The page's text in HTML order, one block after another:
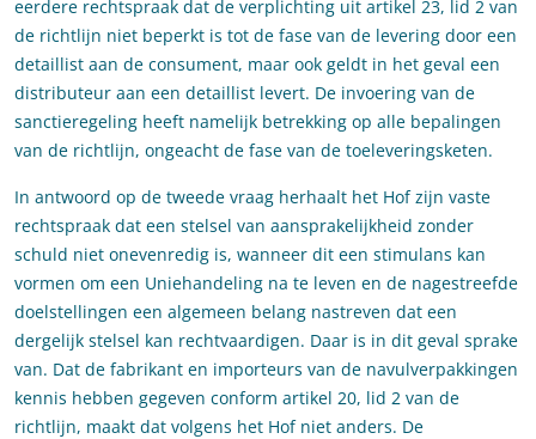
eerdere rechtspraak dat de verplichting uit artikel 23, lid 2 van
de richtlijn niet beperkt is tot de fase van de levering door een
detaillist aan de consument, maar ook geldt in het geval een
distributeur aan een detaillist levert. De invoering van de
sanctieregeling heeft namelijk betrekking op alle bepalingen
van de richtlijn, ongeacht de fase van de toeleveringsketen.
In antwoord op de tweede vraag herhaalt het Hof zijn vaste
rechtspraak dat een stelsel van aansprakelijkheid zonder
schuld niet onevenredig is, wanneer dit een stimulans kan
vormen om een Uniehandeling na te leven en de nagestreefde
doelstellingen een algemeen belang nastreven dat een
dergelijk stelsel kan rechtvaardigen. Daar is in dit geval sprake
van. Dat de fabrikant en importeurs van de navulverpakkingen
kennis hebben gegeven conform artikel 20, lid 2 van de
richtlijn, maakt dat volgens het Hof niet anders. De